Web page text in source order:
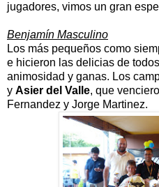
jugadores, vimos un gran
Benjamín Masculino
Los más pequeños como
e hicieron las delicias de
animosidad y ganas. Los
y Asier del Valle, que
Fernandez y Jorge Martinez.